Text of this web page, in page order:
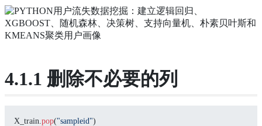
4.1.1 删除不必要的列
X_train. pop("sampleid")